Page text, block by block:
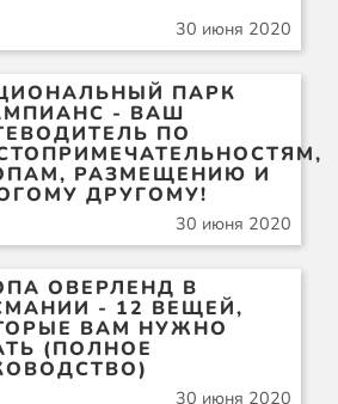
30 июня 2020
ПАРК
- ВАШ
ПО
РАЗМЕЩЕНИЮ И
ДРУГОМУ!
30 июня 2020
ОВЕРЛЕНД В
- 12 ВЕЩЕЙ,
ВАМ НУЖНО
(ПОЛНОЕ
30 июня 2020